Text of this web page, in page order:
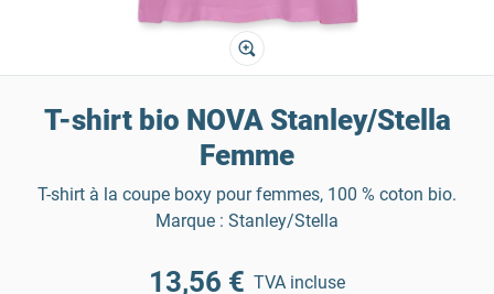
T-shirt bio NOVA Stanley/Stella
Femme
T-shirt à la coupe boxy pour femmes, 100 % coton bio.
Marque : Stanley/Stella
13,56 € TVA incluse